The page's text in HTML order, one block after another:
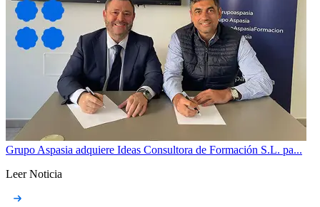
Grupo Aspasia adquiere Ideas Consultora de Formación S.L. pa...
Leer Noticia